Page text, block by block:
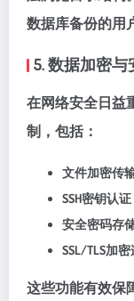
数据库备份的用
5. 数据加密与
在网络安全日益
制，包括：
文件加密传
SSH密钥认证
安全密码存
SSL/TLS加
这些功能有效保